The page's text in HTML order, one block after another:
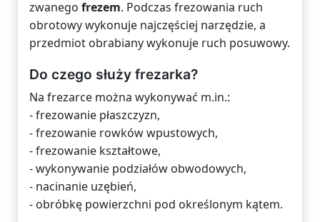
zwanego frezem. Podczas frezowania ruch
obrotowy wykonuje najczęściej narzędzie, a
przedmiot obrabiany wykonuje ruch posuwowy.
Do czego służy frezarka?
Na frezarce można wykonywać m.in.:
- frezowanie płaszczyzn,
- frezowanie rowków wpustowych,
- frezowanie kształtowe,
- wykonywanie podziałów obwodowych,
- nacinanie uzębień,
- obróbkę powierzchni pod określonym kątem.